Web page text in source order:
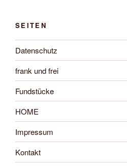
SEITEN
Datenschutz
frank und frei
Fundstücke
HOME
Impressum
Kontakt